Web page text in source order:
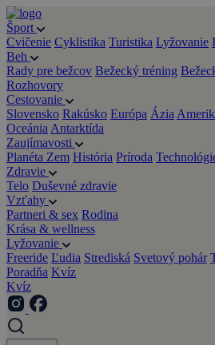
Šport
Cvičenie Cyklistika Turistika Lyžovanie
Beh
Rady pre bežcov Bežecký tréning
Rozhovory
Cestovanie
Slovensko Rakúsko Európa Ázia
Oceánia Antarktída
Zaujímavosti
Planéta Zem História Príroda
Zdravie
Telo Duševné zdravie
Vzťahy
Partneri & sex Rodina
Krása & wellness
Lyžovanie
Freeride Ľudia Strediská Svetový pohár
Poradňa Kvíz
Kvíz